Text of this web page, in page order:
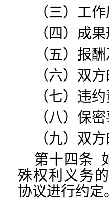
（三）工
（四）成
（五）报
（六）双
（七）违
（八）保
（九）双
第十四条
殊权利义务
协议进行约定